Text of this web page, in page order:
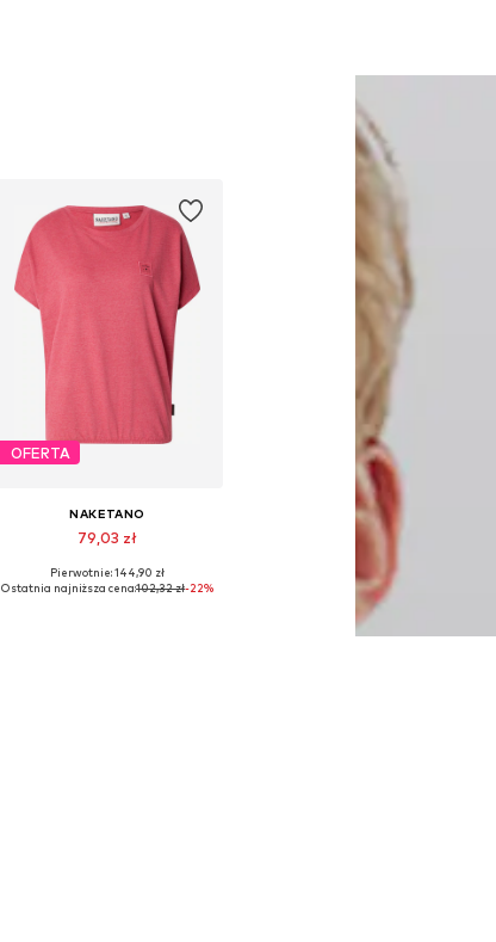
OFERTA
NAKETANO
79,03 zł
Dostępne rozmiary: S
Pierwotnie: 144,90 zł
Ostatnia najniższa cena:102,32 zł-22%